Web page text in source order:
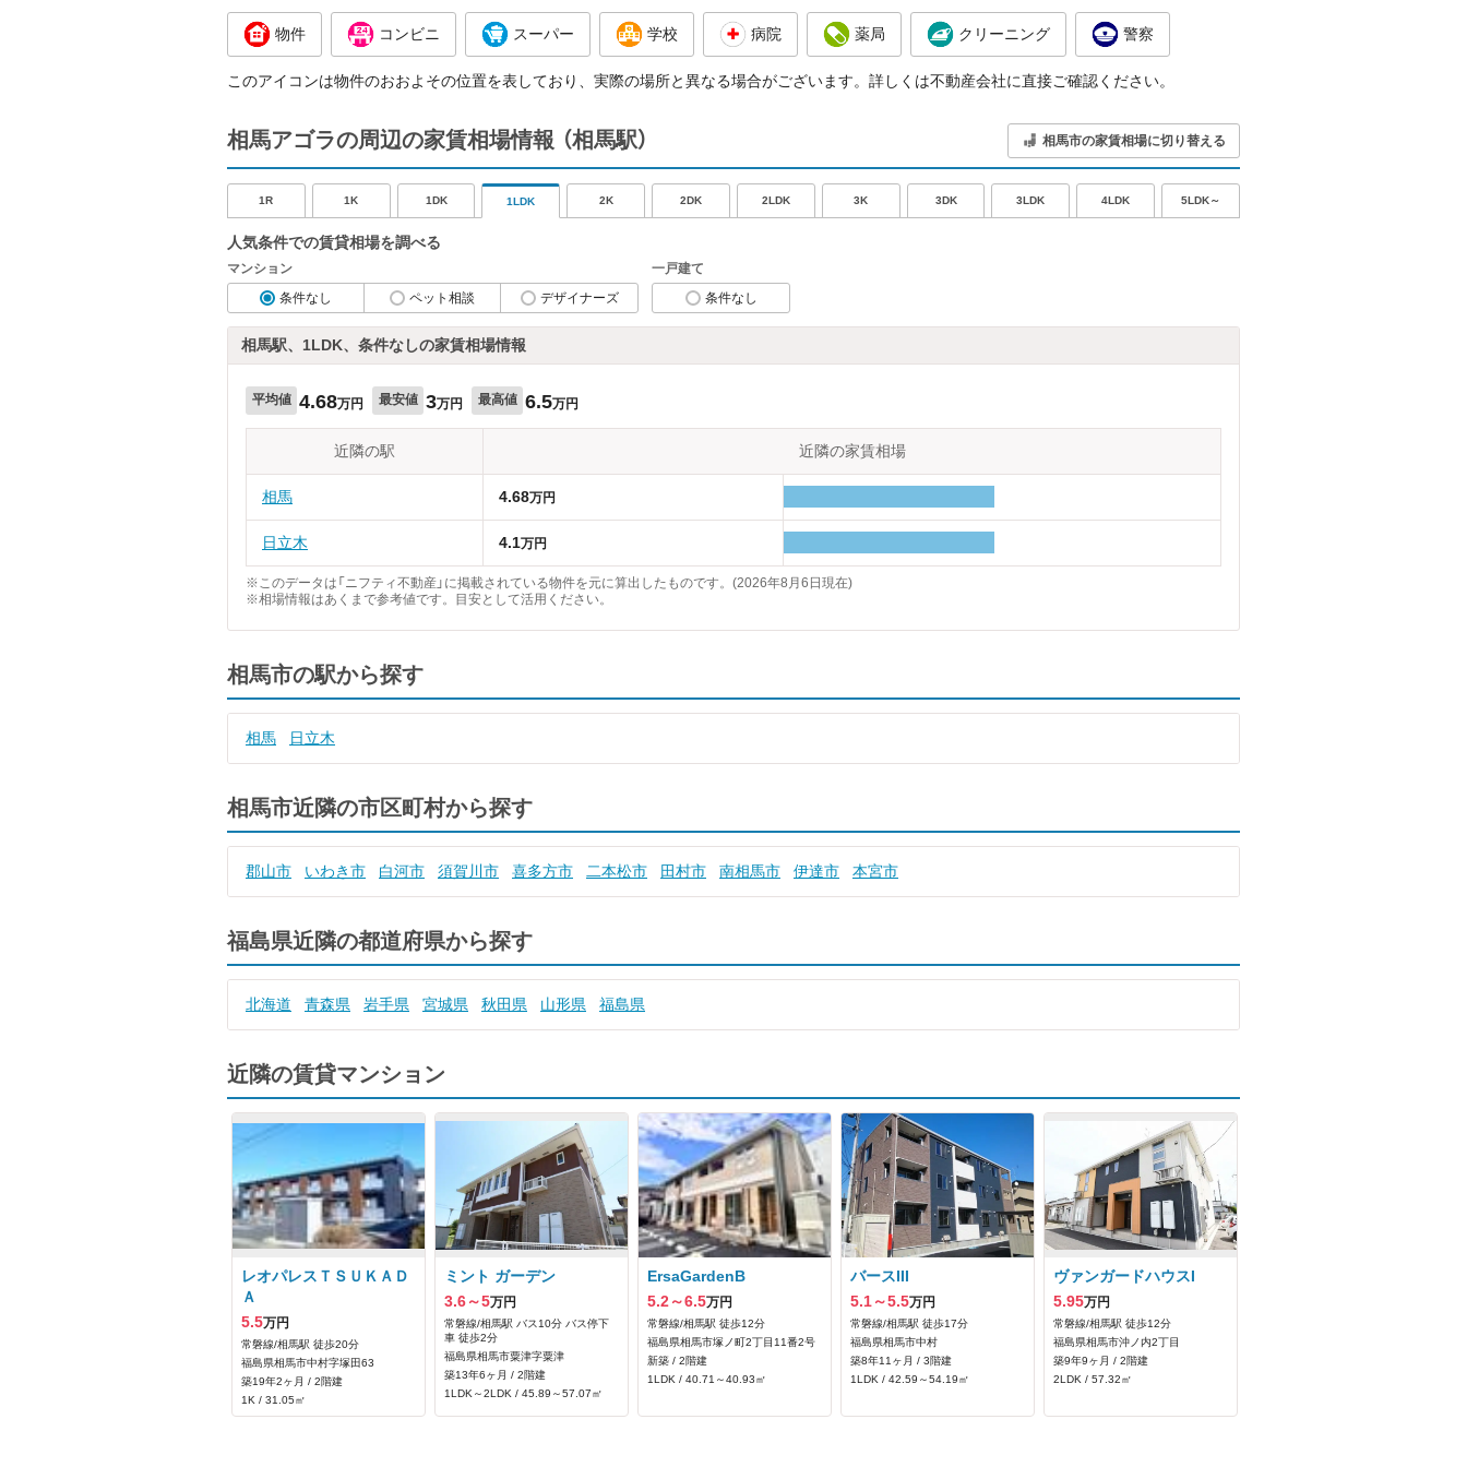
物件 コンビニ スーパー 学校 病院 薬局 クリーニング 警察
このアイコンは物件のおおよその位置を表しており、実際の場所と異なる場合がございます。詳しくは不動産会社に直接ご確認ください。
相馬アゴラの周辺の家賃相場情報 （相馬駅） 相馬市の家賃相場に切り替える
1R 1K 1DK 1LDK 2K 2DK 2LDK 3K 3DK 3LDK 4LDK 5LDK～
人気条件での賃貸相場を調べる
マンション
条件なし
ペット相談 デザイナーズ
一戸建て
条件なし
相馬駅、1LDK、条件なしの家賃相場情報
平均値 4.68万円 最安値 3万円 最高値 6.5万円
近隣の駅 近隣の家賃相場
相馬 4.68万円
日立木 4.1万円
※このデータは「ニフティ不動産」に掲載されている物件を元に算出したものです。(2026年8月6日現在)
※相場情報はあくまで参考値です。目安として活用ください。
相馬市の駅から探す
相馬 日立木
相馬市近隣の市区町村から探す
郡山市 いわき市 白河市 須賀川市 喜多方市 二本松市 田村市 南相馬市 伊達市 本宮市
福島県近隣の都道府県から探す
北海道 青森県 岩手県 宮城県 秋田県 山形県 福島県
近隣の賃貸マンション
レオパレスＴＳＵＫＡＤ
Ａ
5.5万円
常磐線/相馬駅 徒歩20分
福島県相馬市中村字塚田63
築19年2ヶ月 / 2階建
1K / 31.05㎡
ミント ガーデン
3.6～5万円
常磐線/相馬駅 バス10分 バス停下
車 徒歩2分
福島県相馬市粟津字粟津
築13年6ヶ月 / 2階建
1LDK～2LDK / 45.89～57.07㎡
ErsaGardenB
5.2～6.5万円
常磐線/相馬駅 徒歩12分
福島県相馬市塚ノ町2丁目11番2号
新築 / 2階建
1LDK / 40.71～40.93㎡
バースIII
5.1～5.5万円
常磐線/相馬駅 徒歩17分
福島県相馬市中村
築8年11ヶ月 / 3階建
1LDK / 42.59～54.19㎡
ヴァンガードハウスI
5.95万円
常磐線/相馬駅 徒歩12分
福島県相馬市沖ノ内2丁目
築9年9ヶ月 / 2階建
2LDK / 57.32㎡